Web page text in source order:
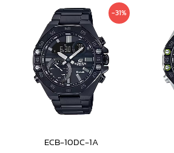
-31%
ECB-10DC-1A
Original
price
was:
8,000 ฿.
Current
price